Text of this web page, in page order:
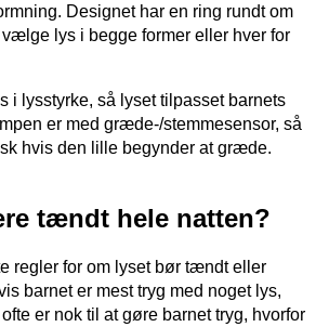
Designet har en ring rundt om
lys i begge former eller hver for
i lysstyrke, så lyset tilpasset barnets
er med græde-/stemmesensor, så
hvis den lille begynder at græde.
tændt hele natten?
regler for om lyset bør tændt eller
barnet er mest tryg med noget lys,
er nok til at gøre barnet tryg, hvorfor